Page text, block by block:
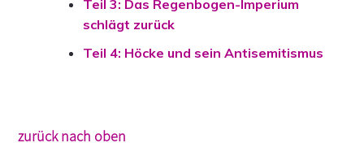
Teil 3: Das Regenbogen-Imperium
schlägt zurück
Teil 4: Höcke und sein Antisemitismus
zurück nach oben